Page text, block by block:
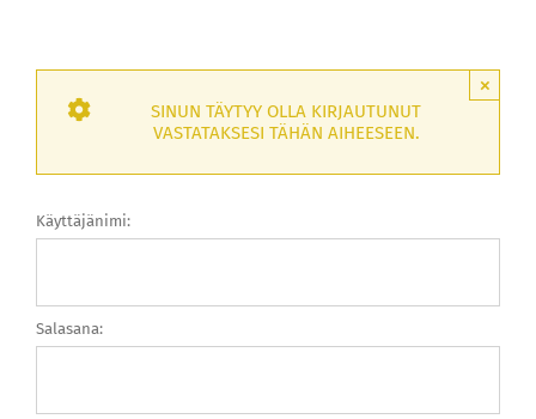
×
SINUN TÄYTYY OLLA KIRJAUTUNUT
VASTATAKSESI TÄHÄN AIHEESEEN.
Käyttäjänimi:
Salasana: